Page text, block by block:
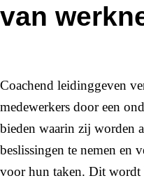
van
Coachend leidinggeven
medewerkers door een
bieden waarin zij worden
beslissingen te nemen en
voor hun taken. Dit wordt